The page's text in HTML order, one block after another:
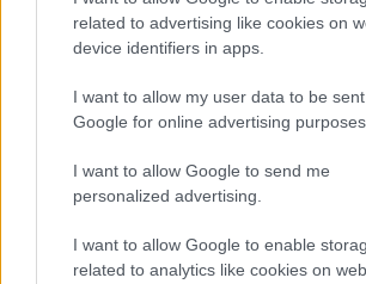
related to advertising like cookies on
device identifiers in apps.
I want to allow my user data to be
Google for online advertising purposes.
I want to allow Google to send me
personalized advertising.
I want to allow Google to enable
related to analytics like cookies on
Probabilmente, questi nobili valori
possono essere il
presupposto di
ma non certo di una
riproposto una metafora già